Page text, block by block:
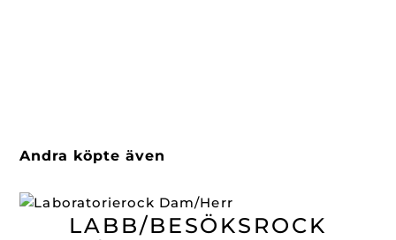
Andra köpte även
LABB/BESÖKSROCK